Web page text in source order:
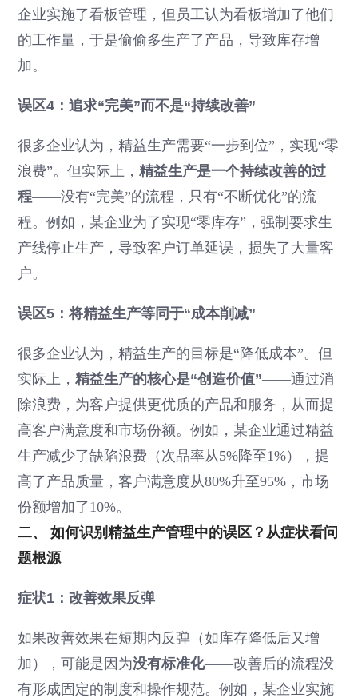
企业实施了看板管理，但员工认为看板增加了他们
的工作量，于是偷偷多生产了产品，导致库存增
加。
误区4：追求“完美”而不是“持续改善”
很多企业认为，精益生产需要“一步到位”，实现“零
浪费”。但实际上，精益生产是一个持续改善的过
程——没有“完美”的流程，只有“不断优化”的流
程。例如，某企业为了实现“零库存”，强制要求生
产线停止生产，导致客户订单延误，损失了大量客
户。
误区5：将精益生产等同于“成本削减”
很多企业认为，精益生产的目标是“降低成本”。但
实际上，精益生产的核心是“创造价值”——通过消
除浪费，为客户提供更优质的产品和服务，从而提
高客户满意度和市场份额。例如，某企业通过精益
生产减少了缺陷浪费（次品率从5%降至1%），提
高了产品质量，客户满意度从80%升至95%，市场
份额增加了10%。
二、 如何识别精益生产管理中的误区？从症状看问
题根源
症状1：改善效果反弹
如果改善效果在短期内反弹（如库存降低后又增
加），可能是因为没有标准化——改善后的流程没
有形成固定的制度和操作规范。例如，某企业实施